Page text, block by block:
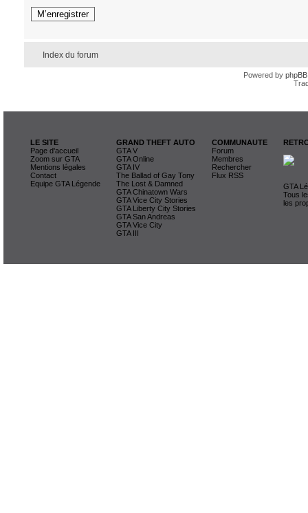
M’enregistrer
Index du forum
Powered by phpBB
LE SITE
Page d'accueil
Zoom sur GTA
Mentions légales
Contact
Equipe GTA Légende
GRAND THEFT AUTO
GTA V
GTA Online
GTA IV
The Ballad of Gay Tony
The Lost & Damned
GTA Chinatown Wars
GTA Vice City Stories
GTA Liberty City Stories
GTA San Andreas
GTA Vice City
GTA III
COMMUNAUTE
Forum
Membres
Rechercher
Flux RSS
GTA
Tous
les